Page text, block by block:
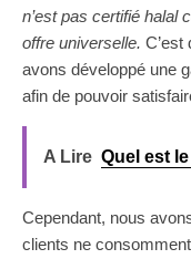
n’est pas certifié halal
offre universelle. C’est
avons développé une
afin de pouvoir
A Lire Quel est
Cependant, nous
clients ne